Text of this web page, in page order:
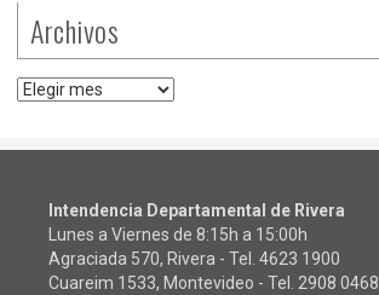
Archivos
Archivos
Intendencia Departamental de Rivera
Lunes a Viernes de 8:15h a 15:00h
Agraciada 570, Rivera - Tel. 4623 1900
Cuareim 1533, Montevideo - Tel. 2908 0468